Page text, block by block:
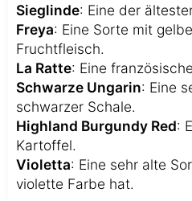
Sieglinde: Eine der
Freya: Eine Sorte mit
Fruchtfleisch.
La Ratte: Eine
Schwarze Ungarin: Eine
schwarzer Schale.
Highland Burgundy Red:
Kartoffel.
Violetta: Eine sehr alte
violette Farbe hat.